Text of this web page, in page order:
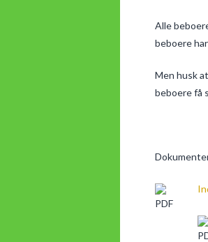
Alle
beboere
Men husk
beboere få